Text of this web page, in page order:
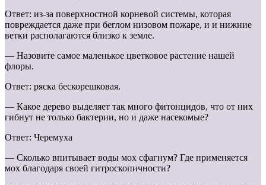
Ответ: из-за поверхностной корневой системы, которая
повреждается даже при беглом низовом пожаре, и и нижние
ветки располагаются близко к земле.
— Назовите самое маленькое цветковое растение нашей
флоры.
Ответ: ряска бескорешковая.
— Какое дерево выделяет так много фитонцидов, что от них
гибнут не только бактерии, но и даже насекомые?
Ответ: Черемуха
— Сколько впитывает воды мох сфагнум? Где применяется
мох благодаря своей гитроскопичности?